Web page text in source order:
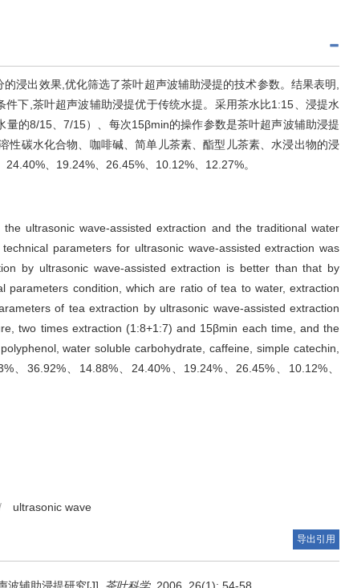
浸出效果,优化筛选了茶叶超声波辅助浸提的技术参数。结果表明,
下,茶叶超声波辅助浸提优于传统水提。采用茶水比1:15、浸提水
的8/15、7/15）、每次15βmin的操作参数是茶叶超声波辅助浸提
性碳水化合物、咖啡碱、简单儿茶素、酯型儿茶素、水浸出物的浸
、19.24%、26.45%、10.12%、12.27%。
ultrasonic wave-assisted extraction and the traditional water
parameters for ultrasonic wave-assisted extraction was
by ultrasonic wave-assisted extraction is better than that by
parameters condition, which are ratio of tea to water, extraction
of tea extraction by ultrasonic wave-assisted extraction
two times extraction (1:8+1:7) and 15βmin each time, and the
water soluble carbohydrate, caffeine, simple catechin,
、36.92%、14.88%、24.40%、19.24%、26.45%、10.12%、
ultrasonic wave
导出引用